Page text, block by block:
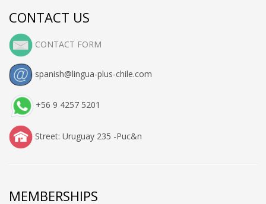
CONTACT US
CONTACT FORM
spanish@lingua-plus-chile.com
+56 9 4257 5201
Street: Uruguay 235 -Puc&n
MEMBERSHIPS